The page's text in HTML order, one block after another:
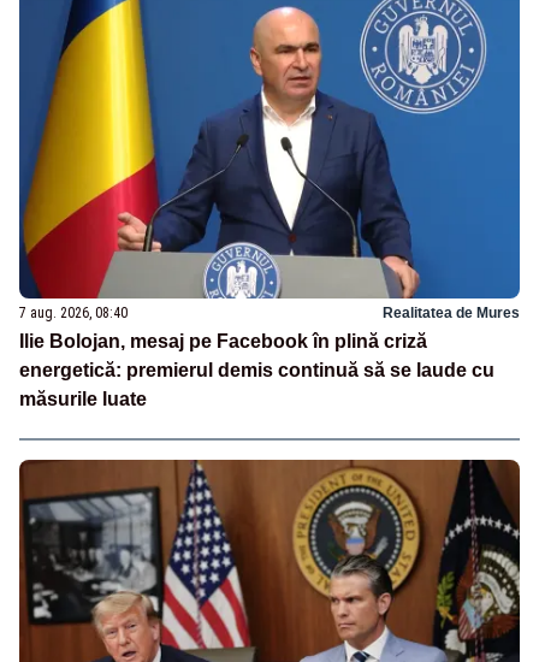
7 aug. 2026, 08:40 Realitatea de Mures
Ilie Bolojan, mesaj pe Facebook în plină criză
energetică: premierul demis continuă să se laude cu
măsurile luate